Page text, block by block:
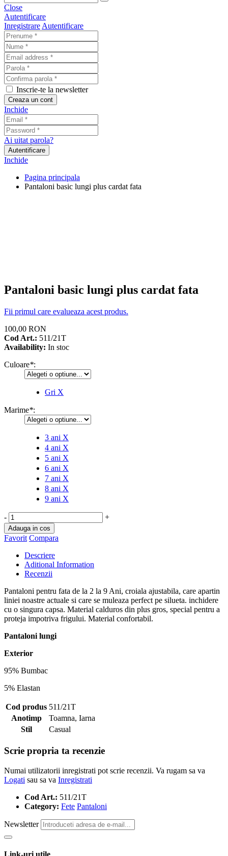
Close
Autentificare
InregistrareAutentificare
Inscrie-te la newsletter
Creaza un cont
Inchide
Ai uitat parola?
Autentificare
Inchide
Pagina principala
Pantaloni basic lungi plus cardat fata
Pantaloni basic lungi plus cardat fata
Fii primul care evalueaza acest produs.
100,00 RON
Cod Art.: 511/21T
Availability: In stoc
Culoare*:
Gri X
Marime*:
3 ani X
4 ani X
5 ani X
6 ani X
7 ani X
8 ani X
9 ani X
- +
Adauga in cos
Favorit Compara
Descriere
Aditional Information
Recenzii
Pantaloni pentru fata de la 2 la 9 Ani, croiala ajustabila, care apartin
liniei noastre actuale si care se muleaza perfect pe silueta. inchidere
cu o singura capsa. Material calduros din plus gros, special pentru a
proteja impotriva frigului. Material confortabil.
Pantaloni lungi
Exterior
95% Bumbac
5% Elastan
Cod produs 511/21T
Anotimp
Toamna, Iarna
Stil
Casual
Scrie propria ta recenzie
Numai utilizatorii inregistrati pot scrie recenzii. Va rugam sa va
Logati sau sa va Inregistrati
Cod Art.: 511/21T
Category: Fete Pantaloni
Newsletter
Link-uri utile